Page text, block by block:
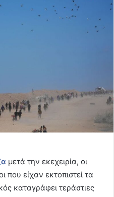
μετά την εκεχειρία, οι
που είχαν εκτοπιστεί τα
καταγράφει τεράστιες